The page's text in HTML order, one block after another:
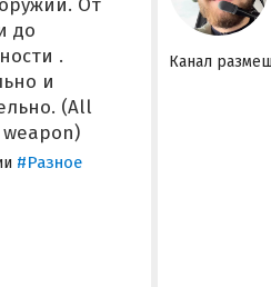
до
.
и
(All
#Разное
Канал